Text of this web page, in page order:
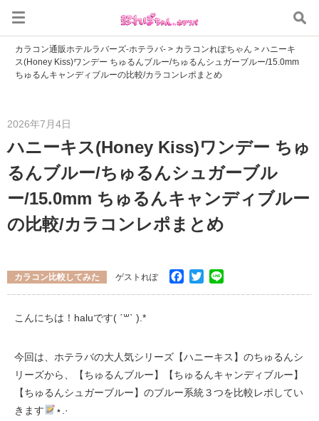
カラコン通販ホテルラバーズ-ホテラバ- > カラコンれぽちゃん >ハニーキ
ス(Honey Kiss)ワンデー ちゅるんブルー/ちゅるんシュガーブルー/15.0mm
ちゅるんキャンディブルーの比較/カラコンレポまとめ
2026年7月4日
ハニーキス(Honey Kiss)ワンデー ちゅ
るんブルー/ちゅるんシュガーブル
ー/15.0mm ちゅるんキャンディブルー
の比較/カラコンレポまとめ
カラコン比較してみた ゲストれぽ Facebook
Twitter
こんにちは！haluです( ˊ꒳ˋ ).*
今回は、ホテラバの大人気シリーズ【ハニーキス】のちゅるんシ
リーズから、【ちゅるんブルー】【ちゅるんキャンディブルー】
【ちゅるんシュガーブルー】のブルー系統３つを比較レポしてい
きます
⋆.·